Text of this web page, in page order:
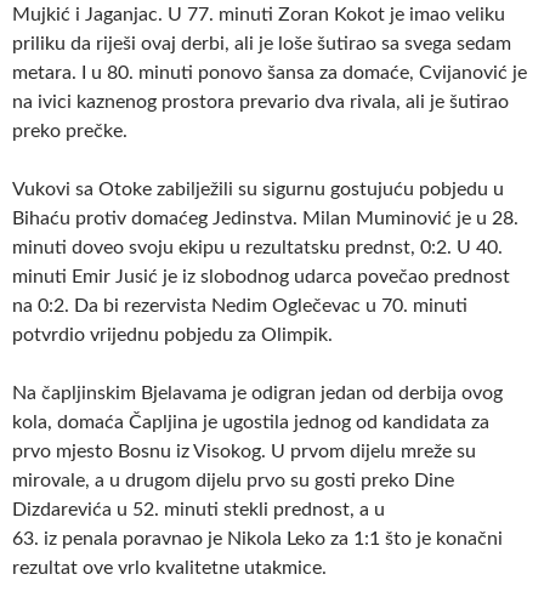
Mujkić i Jaganjac. U 77. minuti Zoran Kokot je imao veliku
priliku da riješi ovaj derbi, ali je loše šutirao sa svega sedam
metara. I u 80. minuti ponovo šansa za domaće, Cvijanović je
na ivici kaznenog prostora prevario dva rivala, ali je šutirao
preko prečke.
Vukovi sa Otoke zabilježili su sigurnu gostujuću pobjedu u
Bihaću protiv domaćeg Jedinstva. Milan Muminović je u 28.
minuti doveo svoju ekipu u rezultatsku prednst, 0:2. U 40.
minuti Emir Jusić je iz slobodnog udarca povečao prednost
na 0:2. Da bi rezervista Nedim Oglečevac u 70. minuti
potvrdio vrijednu pobjedu za Olimpik.
Na čapljinskim Bjelavama je odigran jedan od derbija ovog
kola, domaća Čapljina je ugostila jednog od kandidata za
prvo mjesto Bosnu iz Visokog. U prvom dijelu mreže su
mirovale, a u drugom dijelu prvo su gosti preko Dine
Dizdarevića u 52. minuti stekli prednost, a u
63. iz penala poravnao je Nikola Leko za 1:1 što je konačni
rezultat ove vrlo kvalitetne utakmice.